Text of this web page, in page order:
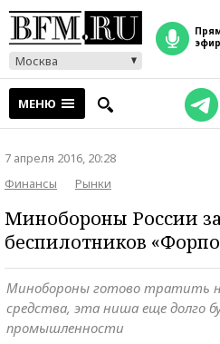
Москва
прямой
эфир
МЕНЮ
7 апреля 2016, 20:28
Финансы
Рынки
Минобороны России
беспилотников
Минобороны готово тратить
средства, эта ниша еще долго
промышленности